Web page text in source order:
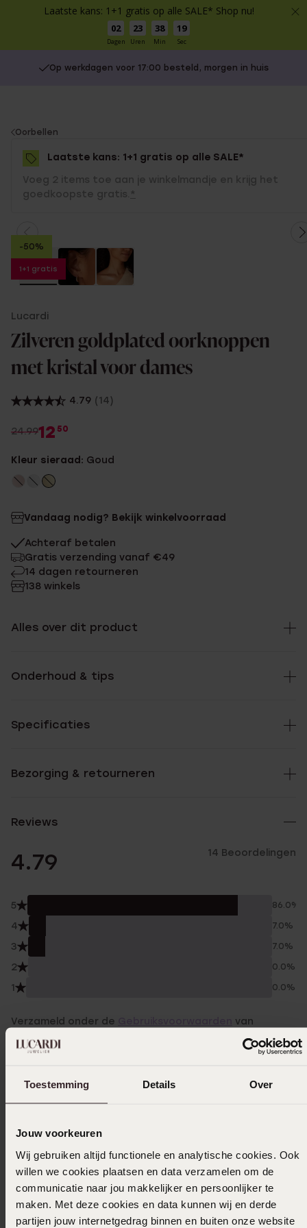
Laatste kans: 1+1 gratis op alle SALE* Shop nu!
02
Dagen
23
Uren
38
Min
19
Sec
Toestemming Details Over
Jouw voorkeuren
Wij gebruiken altijd functionele en analytische cookies. Ook
willen we cookies plaatsen en data verzamelen om de
communicatie naar jou makkelijker en persoonlijker te
maken. Met deze cookies en data kunnen wij en derde
partijen jouw internetgedrag binnen en buiten onze website
Op werkdagen voor 17:00 besteld, morgen in huis
Gratis verzending vanaf €49
You
are
here:
Oorbellen
Laatste kans: 1+1 gratis op alle SALE*
Voeg 2 items toe aan je winkelmandje en krijg het
goedkoopste gratis. *
-50%
1+1 gratis
Lucardi
Zilveren goldplated oorknoppen
met kristal voor dames
4.79 (14)
24.9912 50
Kleur sieraad: Goud
Vandaag nodig? Bekijk winkelvoorraad
Achteraf betalen
Gratis verzending vanaf €49
14 dagen retourneren
138 winkels
Alles over dit product
Onderhoud & tips
Specificaties
Bezorging & retourneren
Reviews
4.79 14 Beoordelingen
5 86.0%
4 7.0%
3 7.0%
2 0.0%
1 0.0%
Verzameld onder de
van
oorbellen heel elegant en niet zwaar
14-05-2026 - Audrey